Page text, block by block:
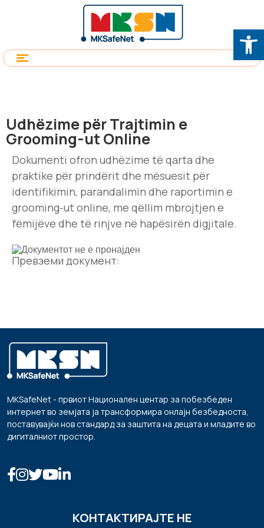
Udhëzime për Trajtimin e
Grooming-ut Online
Dokumenti ofron udhëzime të qarta dhe
praktike për prindërit dhe mësuesit për
identifikimin, parandalimin dhe raportimin e
grooming-ut online, me qëllim mbrojtjen e
fëmijëve dhe të rinjve në hapësirën digjitale.
Превземи документ:
MKSafeNet - првиот Национален центар за побезбеден
интернет во земјата ја трансформира онлајн безбедноста,
поставувајќи нов стандард за заштита на децата и младите во
дигиталниот простор.
КОНТАКТИРАЈТЕ НЕ